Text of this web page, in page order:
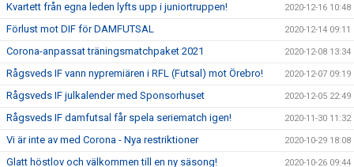
Kvartett från egna leden lyfts upp i juniortruppen! 2020-12-16 10:48
Förlust mot DIF för DAMFUTSAL 2020-12-14 09:11
Corona-anpassat träningsmatchpaket 2021 2020-12-08 13:34
Rågsveds IF vann nypremiären i RFL (Futsal) mot Örebro! 2020-12-07 09:19
Rågsveds IF julkalender med Sponsorhuset 2020-12-05 22:49
Rågsveds IF damfutsal får spela seriematch igen! 2020-11-30 11:32
Vi är inte av med Corona - Nya restriktioner 2020-10-29 18:08
Glatt höstlov och välkommen till en ny säsong! 2020-10-26 09:44